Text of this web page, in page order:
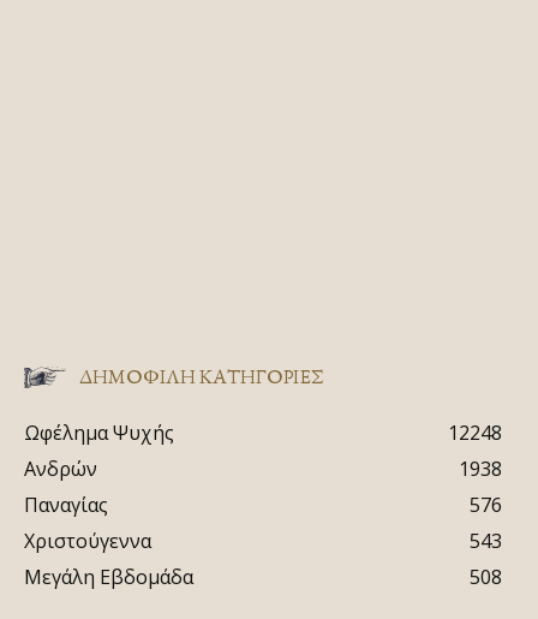
ΔΗΜΟΦΙΛΗ ΚΑΤΗΓΟΡΙΕΣ
Ωφέλημα Ψυχής
12248
Ανδρών
1938
Παναγίας
576
Χριστούγεννα
543
Μεγάλη Εβδομάδα
508